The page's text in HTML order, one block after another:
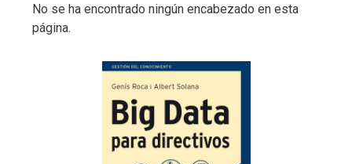
No se ha encontrado ningún encabezado en esta
página.